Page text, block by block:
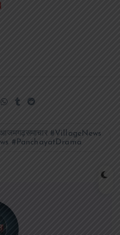
#VillageNews
#PanchayatDrama